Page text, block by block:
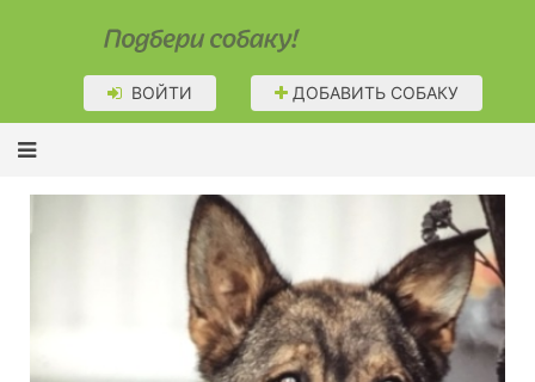
Подбери собаку!
ВОЙТИ ДОБАВИТЬ СОБАКУ